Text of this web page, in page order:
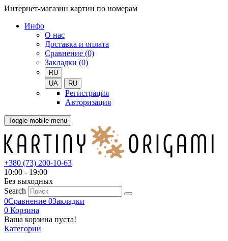
Интернет-магазин картин по номерам
Инфо
О нас
Доставка и оплата
Сравнение (0)
Закладки (0)
RU
UA
RU
Регистрация
Авторизация
Toggle mobile menu
+380 (73) 200-10-63
10:00 - 19:00
Без выходных
Search
0Сравнение 0Закладки
0 Корзина
Ваша корзина пуста!
Категории